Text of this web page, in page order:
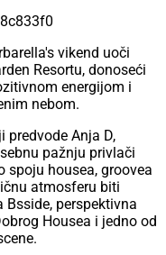
vikend uoči
Resortu, donoseći
energijom i
nebom.
predvode Anja D,
pažnju privlači
spoju housea, groovea
atmosferu biti
perspektivna
Housea i jedno od